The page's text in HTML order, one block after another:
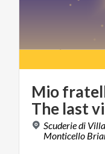
Mio
The last
Scuderie di
Monticello